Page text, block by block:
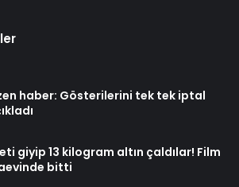
haber: Gösterilerini tek tek iptal
giyip 13 kilogram altın çaldılar! Film
bitti